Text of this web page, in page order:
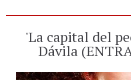
'La capital del
Dávila